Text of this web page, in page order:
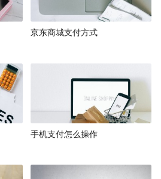
余额充足或绑定的银行卡可正常使
余额不足导致交易失败。
其他网络环境或使用流量进行支
维码时，确保扫描清晰且完整，避
败。
京东商城支付方式
手机支付怎么操作